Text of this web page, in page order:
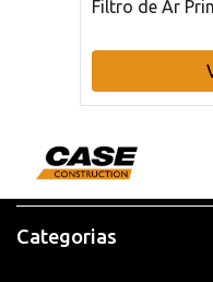
Filtro de Ar
Categorias